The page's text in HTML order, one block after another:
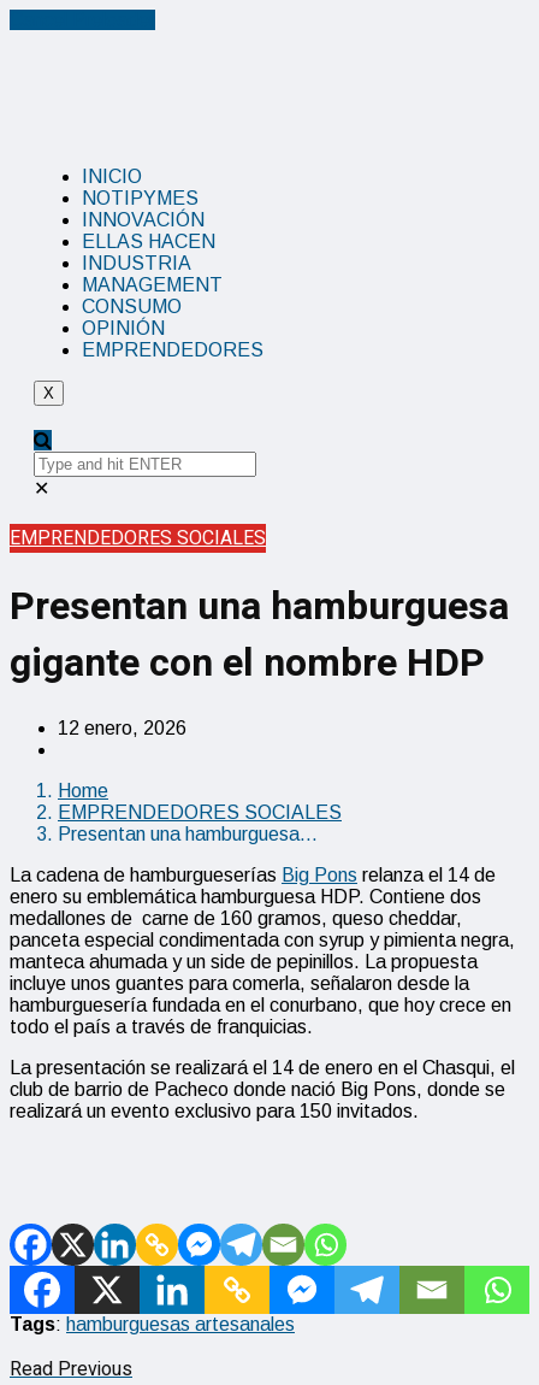
INICIO
NOTIPYMES
INNOVACIÓN
ELLAS HACEN
INDUSTRIA
MANAGEMENT
CONSUMO
OPINIÓN
EMPRENDEDORES
X
✕
EMPRENDEDORES SOCIALES
Presentan una hamburguesa
gigante con el nombre HDP
12 enero, 2026
Home
EMPRENDEDORES SOCIALES
Presentan una hamburguesa…
La cadena de hamburgueserías Big Pons relanza el 14 de
enero su emblemática hamburguesa HDP. Contiene dos
medallones de carne de 160 gramos, queso cheddar,
panceta especial condimentada con syrup y pimienta negra,
manteca ahumada y un side de pepinillos. La propuesta
incluye unos guantes para comerla, señalaron desde la
hamburguesería fundada en el conurbano, que hoy crece en
todo el país a través de franquicias.
La presentación se realizará el 14 de enero en el Chasqui, el
club de barrio de Pacheco donde nació Big Pons, donde se
realizará un evento exclusivo para 150 invitados.
Tags: hamburguesas artesanales
Read Previous